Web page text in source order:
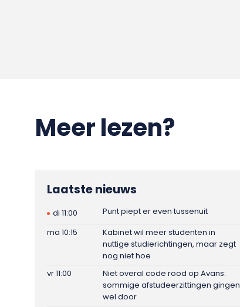
Meer lezen?
Laatste nieuws
di 11:00
Punt piept er even tussenuit
ma 10:15
Kabinet wil meer studenten in
nuttige studierichtingen, maar zegt
nog niet hoe
vr 11:00
Niet overal code rood op Avans:
sommige afstudeerzittingen gingen
wel door